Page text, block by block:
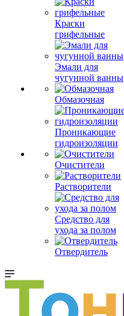
Краски
грифельные
Эмали для
чугунной ванны
Обмазочная
Проникающие
гидроизоляции
Очистители
Растворители
Средство для
ухода за полом
Отвердитель